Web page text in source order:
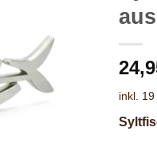
inkl. 19